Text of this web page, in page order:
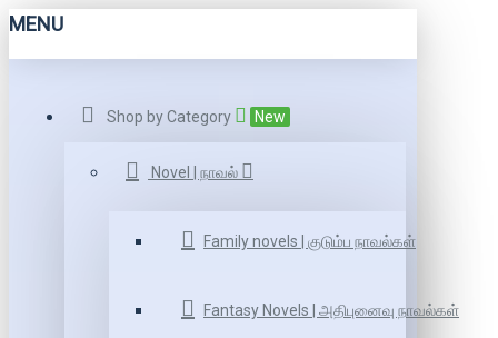
MENU
Shop by Category New
Novel | நாவல்
Family novels | குடும்ப நாவல்கள்
Fantasy Novels | அதிபுனைவு நாவல்கள்